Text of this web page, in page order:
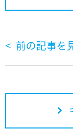
前の記事を